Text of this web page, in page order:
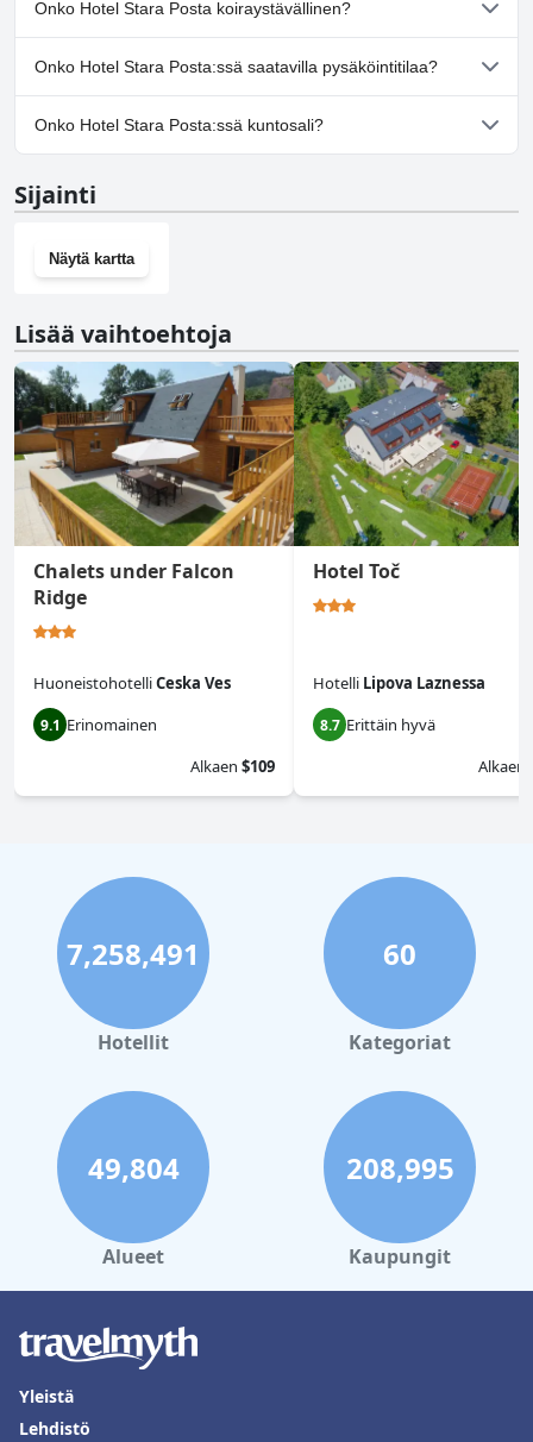
Onko Hotel Stara Posta koiraystävällinen?
Kyllä, Hotel Stara Posta toivottaa koirat tervetulleiksi.
Onko Hotel Stara Posta:ssä saatavilla pysäköintitilaa?
Kyllä, Hotel Stara Posta tarjoaa pysäköintimahdollisuuden.
Onko Hotel Stara Posta:ssä kuntosali?
Sijainti
Näytä kartta
Lisää vaihtoehtoja
Chalets under Falcon
Ridge
HuoneistohotelliCeska Ves
9.1 Erinomainen
Alkaen $109
Hotel Toč
Hotelli Lipova Laznessa
8.7 Erittäin hyvä
Alkaen
7,258,491
Hotellit
60
Kategoriat
49,804
Alueet
208,995
Kaupungit
Yleistä
Lehdistö